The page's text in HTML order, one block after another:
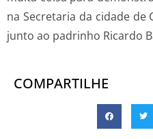
na Secretaria da cidade de
junto ao padrinho Ricardo
COMPARTILHE